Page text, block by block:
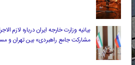
بیانیه وزارت خارجه ایران درباره لازم‌
مشارکت جامع راهبردی» بین تهران و